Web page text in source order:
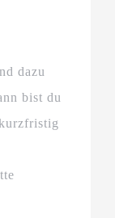
dazu
bist du